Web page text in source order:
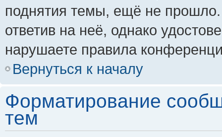
поднятия темы, ещё не
ответив на неё, однако
нарушаете правила
Вернуться к началу
Форматирование
тем